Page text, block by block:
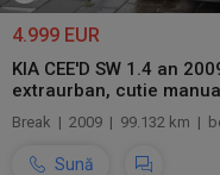
4.999 EUR
KIA CEE'D SW 1.4 an
extraurban, cutie
Break | 2009 | 99.132 km |
Sună